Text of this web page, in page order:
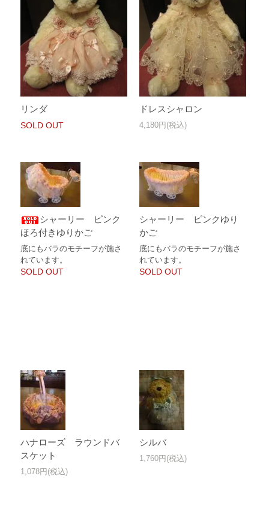
リンダ
SOLD OUT
ドレスシャロン
4,180円(税込)
シャーリー ピンク
ほろ付きゆりかご
底にもバラのモチーフが施さ
れています。
SOLD OUT
シャーリー ピンクゆり
かご
底にもバラのモチーフが施さ
れています。
SOLD OUT
ハナローズ ラウンドバ
スケット
1,078円(税込)
シルバ
1,760円(税込)